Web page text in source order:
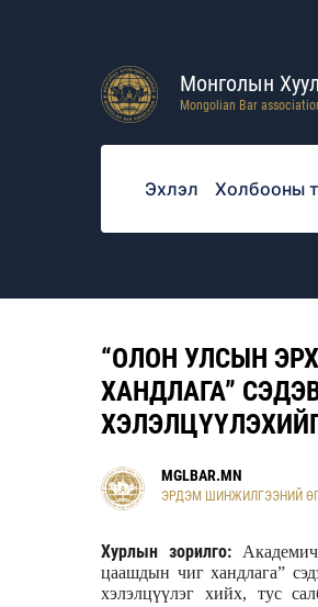
Монголын
Mongolian Bar
Эхлэл Холбооны
“ОЛОН УЛСЫН
ХАНДЛАГА”
MGLBAR.MN
ЭРДЭМ ШИНЖИЛГЭЭНИЙ
Хурлын зорилго:
цаашдын чиг хандлага”
хэлэлцүүлэг хийх, тус